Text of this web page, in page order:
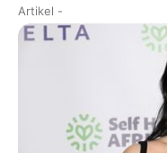
Artikel -